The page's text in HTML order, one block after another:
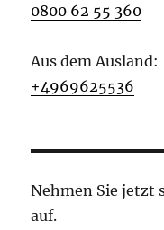
0800 62 55 360
Aus dem Ausland:
+4969625536
Nehmen Sie jetzt
auf.